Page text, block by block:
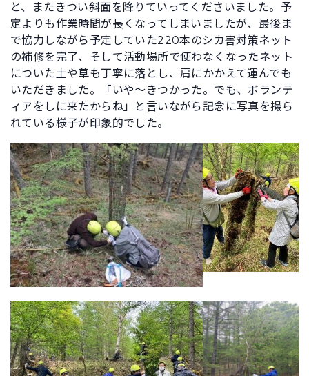
と、またきつい斜面を降りていってくださいました。予
定よりも作業時間が長くなってしまいましたが、最後ま
で協力しながら予定していた220本のシカ害対策ネット
の補修を完了、そして活動場所で使わなくなったネット
についた土や草も丁寧に落とし、肩にかかえて運んでも
いただきました。「いや～きつかった。でも、ボランテ
ィアをしに来たからね」と言いながら記念に写真を撮ら
れている様子が印象的でした。